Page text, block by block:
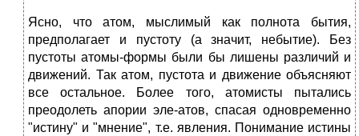
Ясно, что атом, мыслимый как полнота бытия,
предполагает и пустоту (а значит, небытие). Без
пустоты атомы-формы были бы лишены различий и
движений. Так атом, пустота и движение объясняют
все остальное. Более того, атомисты пытались
преодолеть апории эле-атов, спасая одновременно
"истину" и "мнение", т.е. явления. Понимание истины